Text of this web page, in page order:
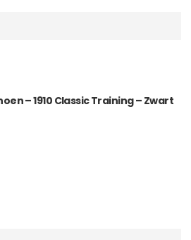
– 1910 Classic Training – Zwart